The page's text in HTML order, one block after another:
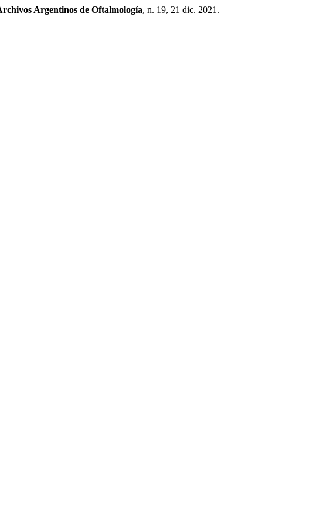
Argentinos de Oftalmología, n. 19, 21 dic. 2021.